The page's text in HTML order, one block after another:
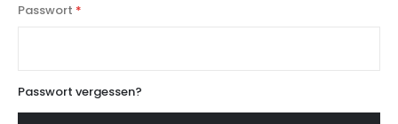
Passwort
Passwort vergessen?